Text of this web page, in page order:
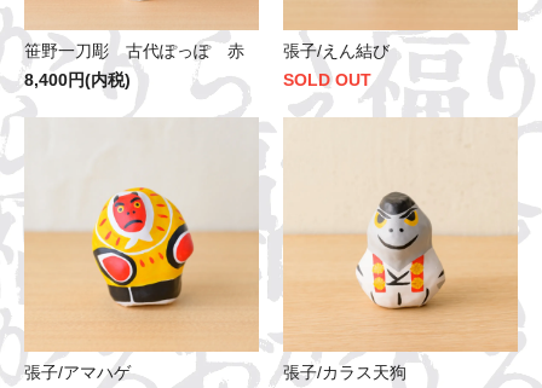
笹野一刀彫 古代ぽっぽ 赤
8,400円(内税)
張子/えん結び
SOLD OUT
張子/アマハゲ
張子/カラス天狗